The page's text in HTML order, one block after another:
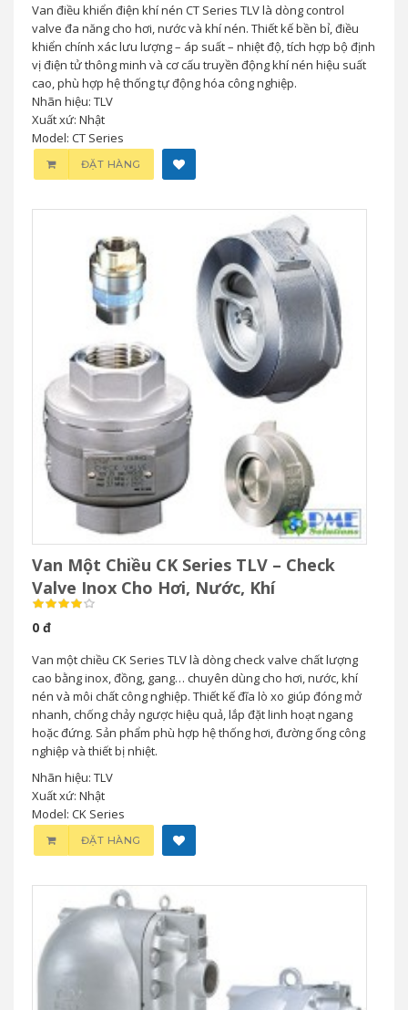
Van điều khiển điện khí nén CT Series TLV là dòng control
valve đa năng cho hơi, nước và khí nén. Thiết kế bền bỉ, điều
khiển chính xác lưu lượng – áp suất – nhiệt độ, tích hợp bộ định
vị điện tử thông minh và cơ cấu truyền động khí nén hiệu suất
cao, phù hợp hệ thống tự động hóa công nghiệp.
Nhãn hiệu: TLV
Xuất xứ: Nhật
Model: CT Series
ĐẶT HÀNG
Van Một Chiều CK Series TLV – Check
Valve Inox Cho Hơi, Nước, Khí
0 đ
Van một chiều CK Series TLV là dòng check valve chất lượng
cao bằng inox, đồng, gang… chuyên dùng cho hơi, nước, khí
nén và môi chất công nghiệp. Thiết kế đĩa lò xo giúp đóng mở
nhanh, chống chảy ngược hiệu quả, lắp đặt linh hoạt ngang
hoặc đứng. Sản phẩm phù hợp hệ thống hơi, đường ống công
nghiệp và thiết bị nhiệt.
Nhãn hiệu: TLV
Xuất xứ: Nhật
Model: CK Series
ĐẶT HÀNG